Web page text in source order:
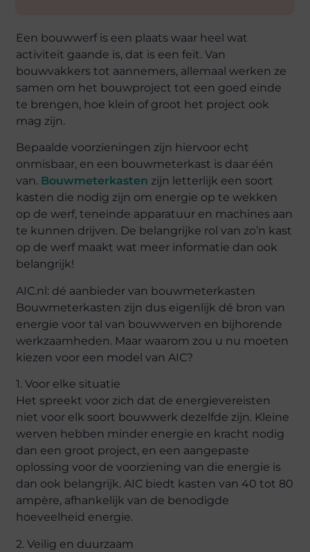
Een bouwwerf is een plaats waar heel wat
activiteit gaande is, dat is een feit. Van
bouwvakkers tot aannemers, allemaal werken ze
samen om het bouwproject tot een goed einde
te brengen, hoe klein of groot het project ook
mag zijn.
Bepaalde voorzieningen zijn hiervoor echt
onmisbaar, en een bouwmeterkast is daar één
van. Bouwmeterkasten zijn letterlijk een soort
kasten die nodig zijn om energie op te wekken
op de werf, teneinde apparatuur en machines aan
te kunnen drijven. De belangrijke rol van zo’n kast
op de werf maakt wat meer informatie dan ook
belangrijk!
AIC.nl: dé aanbieder van bouwmeterkasten
Bouwmeterkasten zijn dus eigenlijk dé bron van
energie voor tal van bouwwerven en bijhorende
werkzaamheden. Maar waarom zou u nu moeten
kiezen voor een model van AIC?
1. Voor elke situatie
Het spreekt voor zich dat de energievereisten
niet voor elk soort bouwwerk dezelfde zijn. Kleine
werven hebben minder energie en kracht nodig
dan een groot project, en een aangepaste
oplossing voor de voorziening van die energie is
dan ook belangrijk. AIC biedt kasten van 40 tot 80
ampère, afhankelijk van de benodigde
hoeveelheid energie.
2. Veilig en duurzaam